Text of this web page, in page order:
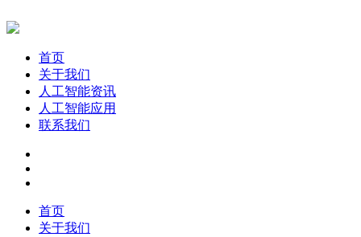
首页
关于我们
人工智能资讯
人工智能应用
联系我们
首页
关于我们